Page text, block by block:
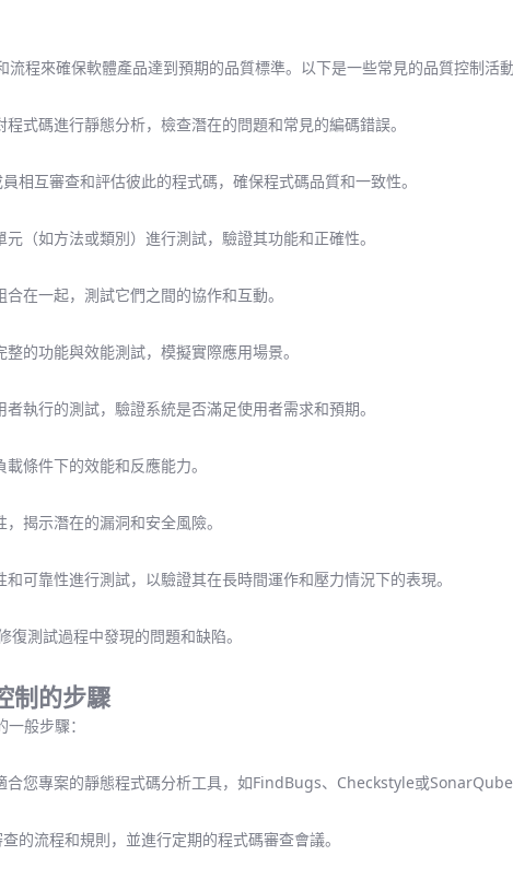
程來確保軟體產品達到預期的品質標準。以下是一些常見的品質控制活動
式碼進行靜態分析，檢查潛在的問題和常見的編碼錯誤。
相互審查和評估彼此的程式碼，確保程式碼品質和一致性。
（如方法或類別）進行測試，驗證其功能和正確性。
在一起，測試它們之間的協作和互動。
的功能與效能測試，模擬實際應用場景。
執行的測試，驗證系統是否滿足使用者需求和預期。
條件下的效能和反應能力。
揭示潛在的漏洞和安全風險。
可靠性進行測試，以驗證其在長時間運作和壓力情況下的表現。
測試過程中發現的問題和缺陷。
制的步驟
般步驟：
合您專案的靜態程式碼分析工具，如FindBugs、Checkstyle或SonarQube
的流程和規則，並進行定期的程式碼審查會議。